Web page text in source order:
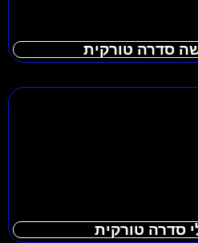
סדרה טורקית
סדרה טורקית